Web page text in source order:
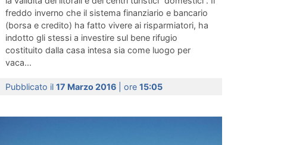
freddo inverno che il sistema finanziario e bancario
(borsa e credito) ha fatto vivere ai risparmiatori, ha
indotto gli stessi a investire sul bene rifugio
costituito dalla casa intesa sia come luogo per
vaca...
Pubblicato il 17 Marzo 2016 | ore 15:05